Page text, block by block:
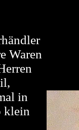
Waren
in
klein